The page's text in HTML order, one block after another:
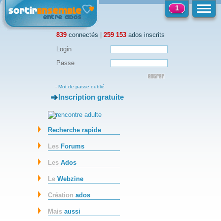
839 connectés | 259 153 ados inscrits
1
Login
Passe
- Mot de passe oublié
-Inscription gratuite
Recherche rapide
Les Forums
LesAdos
LeWebzine
Créationados
Maisaussi